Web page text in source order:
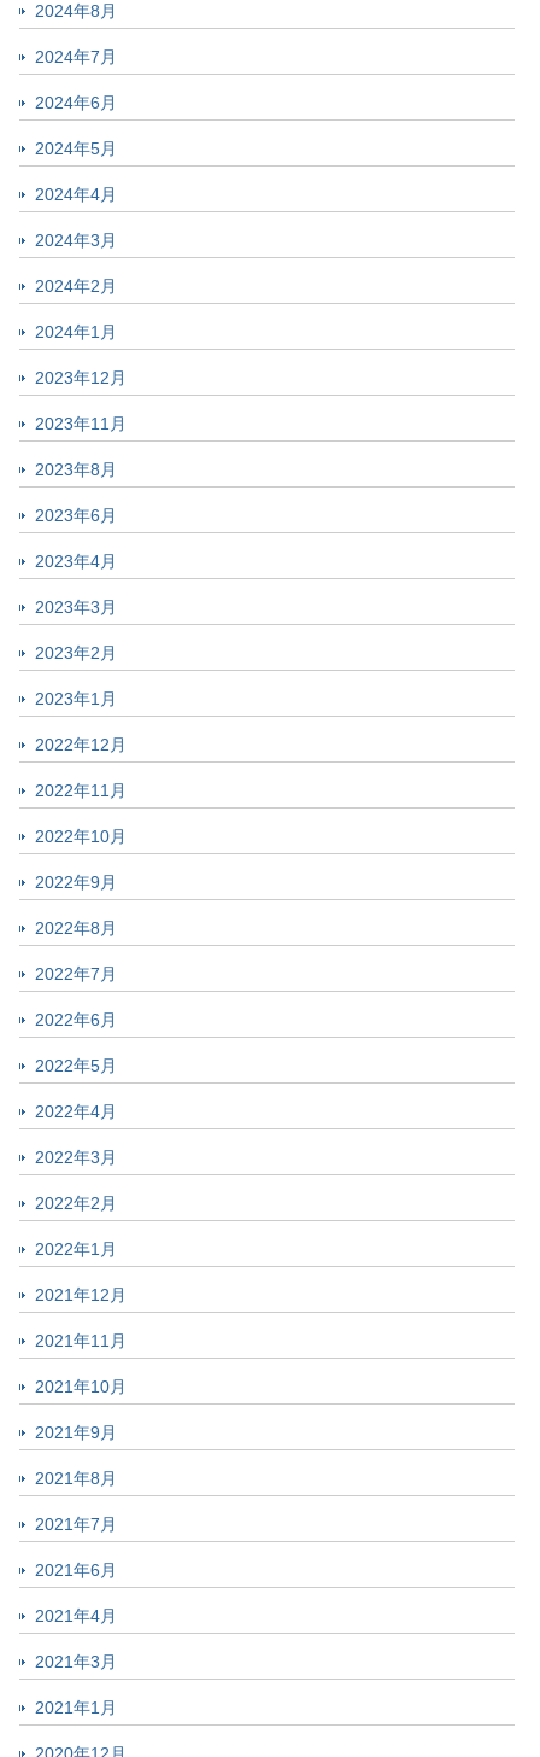
2024年8月
2024年7月
2024年6月
2024年5月
2024年4月
2024年3月
2024年2月
2024年1月
2023年12月
2023年11月
2023年8月
2023年6月
2023年4月
2023年3月
2023年2月
2023年1月
2022年12月
2022年11月
2022年10月
2022年9月
2022年8月
2022年7月
2022年6月
2022年5月
2022年4月
2022年3月
2022年2月
2022年1月
2021年12月
2021年11月
2021年10月
2021年9月
2021年8月
2021年7月
2021年6月
2021年4月
2021年3月
2021年1月